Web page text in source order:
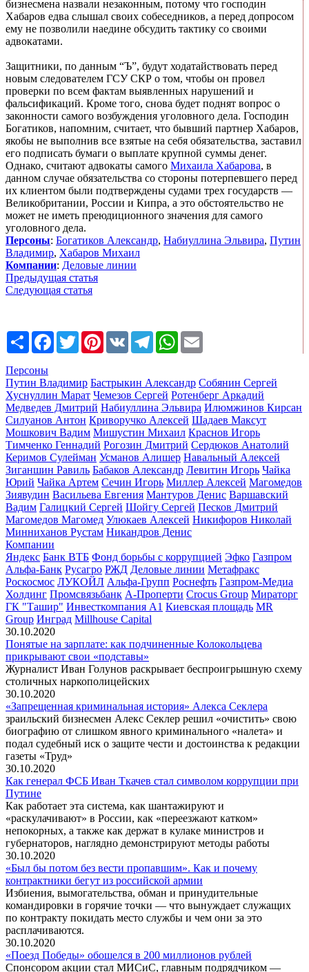
бизнесмена назвали незаконным, потому что господин
Хабаров едва слышал своих собеседников, а перед допросом
ему не позволили наедине обсудить тактику со своими
адвокатами.
Защитники, по данным “Ъ”, будут ходатайствовать перед
новым следователем ГСУ СКР о том, чтобы он провел
проверки по всем фактам выявленных нарушений и
фальсификаций. Кроме того, снова будет поднят вопрос о
законности самого возбуждения уголовного дела. Господин
Богатиков, напомним, считает, что бывший партнер Хабаров,
якобы не выполнив все взятые на себя обязательства, заставил
его подписать бумаги о выплате крупной суммы денег.
Однако, считают адвокаты самого Михаила Хабарова, в
данном случае обязательства со стороны потерпевшего перед
их клиентом были подтверждены судами трех государств —
Великобритании, России и Кипра, а это обстоятельство не
может не иметь преюдиционного значения для самого
уголовного дела.
Персоны: Богатиков Александр, Набиуллина Эльвира, Путин
Владимир, Хабаров Михаил
Компании: Деловые линии
Предыдущая статья
Следующая статья
Share Facebook
TwitterPinterest
VK TelegramWhatsApp
Персоны
Путин Владимир Бастрыкин Александр Собянин Сергей
Хуснуллин Марат Чемезов Сергей Ротенберг Аркадий
Медведев Дмитрий Набиуллина Эльвира Илюмжинов Кирсан
Силуанов Антон Криворучко Алексей Шадаев Максут
Мошкович Вадим Мишустин Михаил Краснов Игорь
Тимченко Геннадий Рогозин Дмитрий Сердюков Анатолий
Керимов Сулейман Усманов Алишер Навальный Алексей
Зиганшин Равиль Бабаков Александр Левитин Игорь Чайка
Юрий Чайка Артем Сечин Игорь Миллер Алексей Магомедов
Зиявудин Васильева Евгения Мантуров Денис Варшавский
Вадим Галицкий Сергей Шойгу Сергей Песков Дмитрий
Магомедов Магомед Улюкаев Алексей Никифоров Николай
Минниханов Рустам Никандров Денис
Компании
Яндекс Банк ВТБ Фонд борьбы с коррупцией Эфко Газпром
Альфа-Банк Русагро РЖД Деловые линии Метафракс
Роскосмос ЛУКОЙЛ Альфа-Групп Роснефть Газпром-Медиа
Холдинг Промсвязьбанк А-Проперти Crocus Group Мираторг
ГК "Ташир" Инвесткомпания А1 Киевская площадь MR
Group Инград Millhouse Capital
30.10.2020
Понятые на зарплате: как подчиненные Колокольцева
прикрывают свои «подставы»
Журналист Иван Голунов раскрывает беспроигрышную схему
столичных наркополицейских
30.10.2020
«Запрещенная криминальная история» Алекса Секлера
зраильский бизнесмен Алекс Секлер решил «очистить» свою
биографию от слишком явного криминального «налета» и
подал судебный иск о защите чести и достоинства к редакции
газеты «Труд»
30.10.2020
Как генерал ФСБ Иван Ткачев стал символом коррупции при
Путине
Как работает эта система, как шантажируют и
«раскулачивают» в России, как «переезжают катком»
непокорных, а также как держат в кулаке министров и
губернаторов, наглядно демонстрируют методы работы
30.10.2020
«Был бы потом без вести пропавшим». Как и почему
контрактники бегут из российской армии
Избиения, вымогательства, обман и принудительные
командировки в горячие точки — что вынуждает служащих
по контракту покидать место службы и чем они за это
расплачиваются.
30.10.2020
«Поезд Победы» обошелся в 200 миллионов рублей
Спонсором акции стал МИСиС, главным подрядчиком —